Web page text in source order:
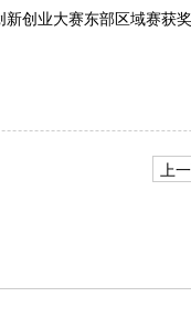
创业大赛东部区域赛获
上